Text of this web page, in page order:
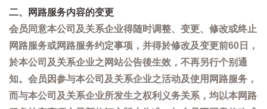
二、网路服务内容的变更
会员同意本公司及关系企业得随时调整、变更、修改或终止
网路服务或网路服务约定事项，并得於修改及变更前60日，
於本公司及关系企业之网站公告後生效，不再另行个别通
知。会员因参与本公司及关系企业之活动及使用网路服务，
而与本公司及关系企业所发生之权利义务关系，均以本网路